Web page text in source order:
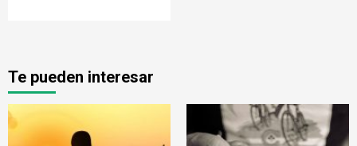
Te pueden interesar